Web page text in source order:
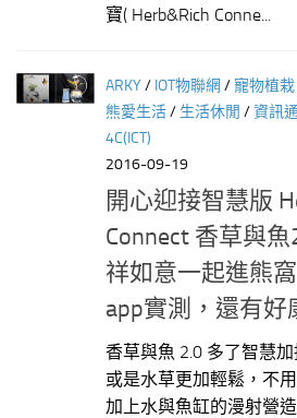
寶( Herb&Rich Conne...
ARKY/ IOT物聯網 /寵物植栽
熊愛生活/ 生活休閒 /資訊
4C(ICT)
2016-09-19
開心迎接智慧版
Connect 香草與
祥如意一起進熊
app實測，還有好
香草與魚 2.0 多了智慧
或是水草更加輕鬆，不
加上水與魚缸的漫射營